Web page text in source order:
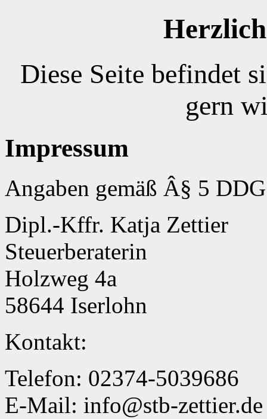
Diese Seite befindet
gern
Impressum
Angaben gemäß Â§ 5 DDG
Dipl.-Kffr. Katja Zettier
Steuerberaterin
Holzweg 4a
58644 Iserlohn
Kontakt:
Telefon: 02374-5039686
E-Mail: info@stb-zettier.de